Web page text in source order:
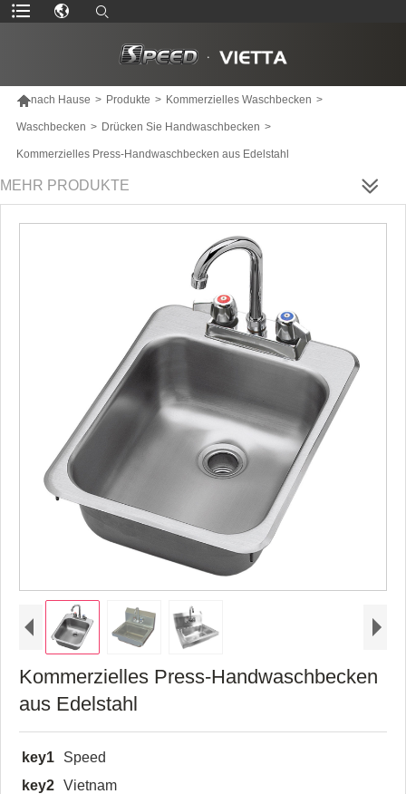
nach Hause > Produkte > Kommerzielles Waschbecken >
Waschbecken > Drücken Sie Handwaschbecken >
Kommerzielles Press-Handwaschbecken aus Edelstahl
MEHR PRODUKTE
Kommerzielles Press-Handwaschbecken
aus Edelstahl
key1
Speed
key2 Vietnam